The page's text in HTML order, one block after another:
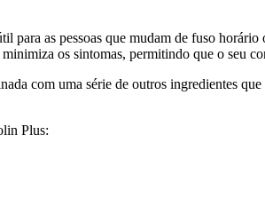
para as pessoas que mudam de fuso
os sintomas, permitindo que o seu
com uma série de outros ingredientes
Plus: